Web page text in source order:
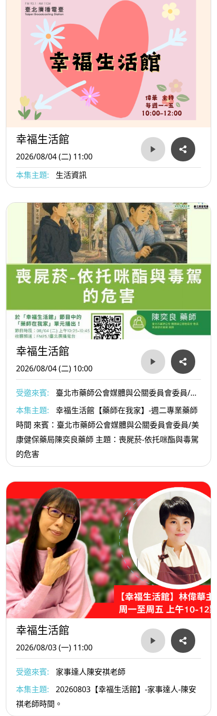
幸福生活館
2026/08/04 (二) 11:00
本集主題:
生活資訊
幸福生活館
2026/08/04 (二) 10:00
受邀來賓:
臺北市藥師公會媒體與公關委員會委員/美
康健保藥局陳奕良藥師
本集主題:
幸福生活館【藥師在我家】-週二專業藥師
時間 來賓：臺北市藥師公會媒體與公關委員會委員/美
康健保藥局陳奕良藥師 主題：喪屍菸-依托咪酯與毒駕
的危害
幸福生活館
2026/08/03 (一) 11:00
受邀來賓:
家事達人陳安祺老師
本集主題:
20260803【幸福生活館】-家事達人-陳安
祺老師時間。